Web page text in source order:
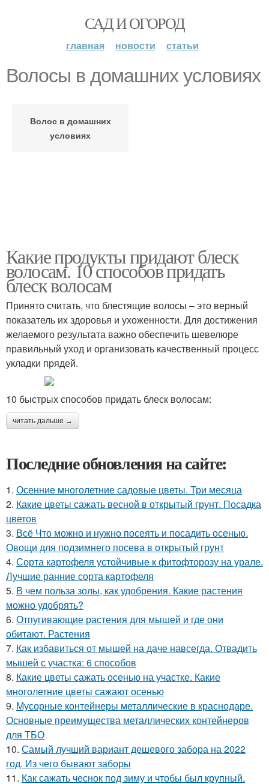
САД И ОГОРОД
главная новости статьи
Волосы в домашних условиях
Волос в домашних
условиях
Какие продукты придают блеск
волосам. 10 способов придать
блеск волосам
Принято считать, что блестящие волосы – это верный
показатель их здоровья и ухоженности. Для достижения
желаемого результата важно обеспечить шевелюре
правильный уход и организовать качественный процесс
укладки прядей.
10 быстрых способов придать блеск волосам:
читать дальше →
Последние обновления на сайте:
1. Осенние многолетние садовые цветы. Три месяца
2. Какие цветы сажать весной в открытый грунт. Посадка
цветов
3. Всё Что можно и нужно посеять и посадить осенью.
Овощи для подзимнего посева в открытый грунт
4. Сорта картофеля устойчивые к фитофторозу на урале.
Лучшие ранние сорта картофеля
5. В чем польза золы, как удобрения. Какие растения
можно удобрять?
6. Отпугивающие растения для мышей и где они
обитают. Растения
7. Как избавиться от мышей на даче навсегда. Отвадить
мышей с участка: 6 способов
8. Какие цветы сажать осенью на участке. Какие
многолетние цветы сажают осенью
9. Мусорные контейнеры металлические в краснодаре.
Основные преимущества металлических контейнеров
для ТБО
10. Самый лучший вариант дешевого забора на 2022
год. Из чего бывают заборы
11. Как сажать чеснок под зиму и чтобы был крупный.